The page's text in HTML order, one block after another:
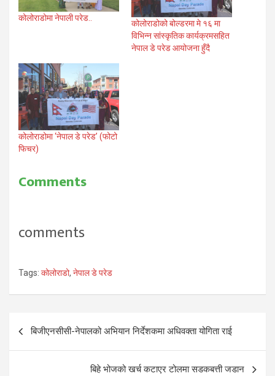
कोलोराडोमा नेपाली परेड..
कोलोराडोको बोल्डरमा मे १६ मा
विभिन्न सांस्कृतिक कार्यक्रमसहित
नेपाल डे परेड आयोजना हुँदै
कोलोराडोमा ‘नेपाल डे परेड’ (फोटो
फिचर)
Comments
comments
Tags: कोलोराडो, नेपाल डे परेड
Post
navigation
बिजीएनसीसी-नेपालको अभियान निर्देशकमा अधिवक्ता योगिता राई
बिहे भोजको खर्च कटाएर टोलमा सडकबत्ती जडान